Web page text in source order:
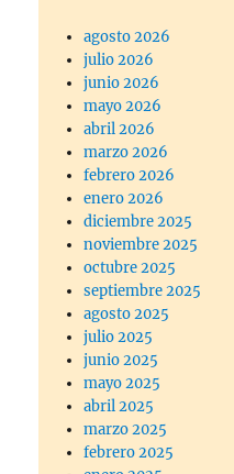
agosto 2026
julio 2026
junio 2026
mayo 2026
abril 2026
marzo 2026
febrero 2026
enero 2026
diciembre 2025
noviembre 2025
octubre 2025
septiembre 2025
agosto 2025
julio 2025
junio 2025
mayo 2025
abril 2025
marzo 2025
febrero 2025